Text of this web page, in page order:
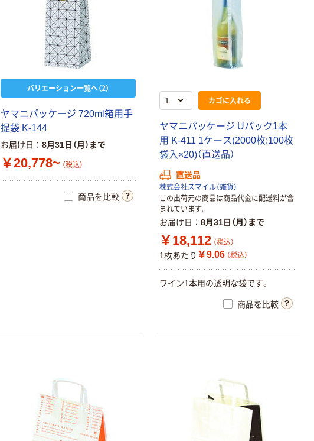
バリエーション一覧へ（2）
ヤマニパッケージ 720ml 箱用手
提袋 K-144
お届け日 8月31日（月）まで
￥20,778~ （税込）
商品を比較
カゴに入れる
ヤマニパッケージ Uパック1本
用 K-411 1ケー ス(2000枚:100枚
袋入 ×20)（直送品）
直送品
株式会社スマイル（雑貨）
この出荷元の商品は商品代金に配送料が含
まれています。
お届け日 8月31日（月）まで
￥18,112 （税込）
1枚あたり ￥9.06 （税込）
ワイ ン1本用の透明な袋です。
商品を比較